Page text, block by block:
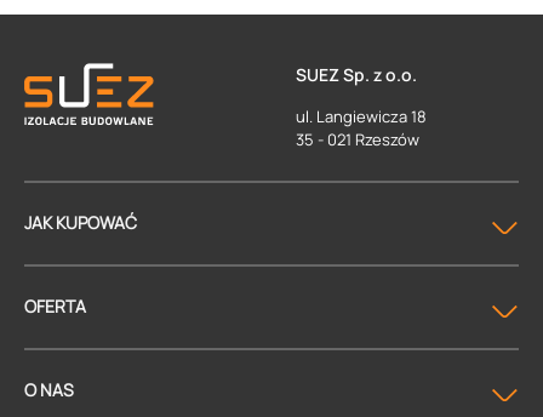
SUEZ Sp. z o.o.
ul. Langiewicza 18
35 - 021 Rzeszów
JAK KUPOWAĆ
OFERTA
O NAS